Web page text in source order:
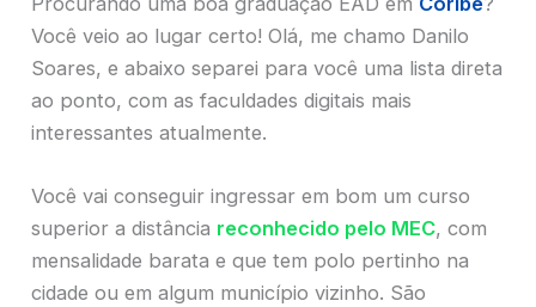
Você veio ao lugar certo! Olá, me chamo Danilo
Soares, e abaixo separei para você uma lista direta
ao ponto, com as faculdades digitais mais
interessantes atualmente.
Você vai conseguir ingressar em bom um curso
superior a distância reconhecido pelo MEC, com
mensalidade barata e que tem polo pertinho na
cidade ou em algum município vizinho. São